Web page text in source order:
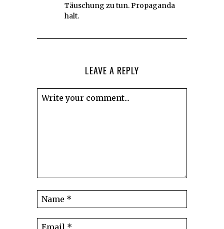
Täuschung zu tun. Propaganda
halt.
LEAVE A REPLY